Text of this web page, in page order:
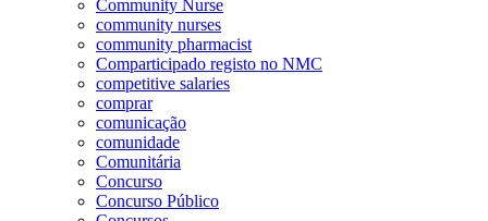
Community Nurse
community nurses
community pharmacist
Comparticipado registo no NMC
competitive salaries
comprar
comunicação
comunidade
Comunitária
Concurso
Concurso Público